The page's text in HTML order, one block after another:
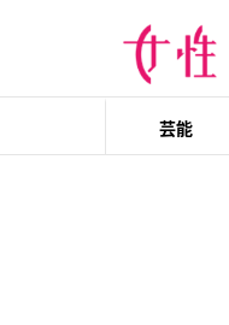
芸能